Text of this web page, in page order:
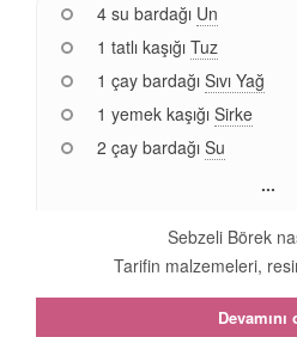
4 su bardağı Un
1 tatlı kaşığı Tuz
1 çay bardağı Sıvı Yağ
1 yemek kaşığı Sirke
2 çay bardağı Su
...
Sebzeli Börek
Tarifin malzemeleri,
Devamını